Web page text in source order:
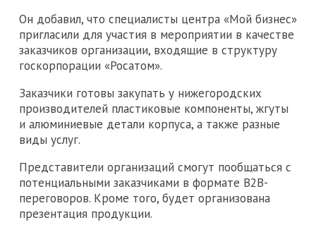
Он добавил, что специалисты центра «Мой бизнес»
пригласили для участия в мероприятии в качестве
заказчиков организации, входящие в структуру
госкорпорации «Росатом».
Заказчики готовы закупать у нижегородских
производителей пластиковые компоненты, жгуты
и алюминиевые детали корпуса, а также разные
виды услуг.
Представители организаций смогут пообщаться с
потенциальными заказчиками в формате B2B-
переговоров. Кроме того, будет организована
презентация продукции.